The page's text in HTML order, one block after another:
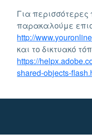
Για
παρακαλούμε
http://
και το δικτυακό
https://
shared-objects-